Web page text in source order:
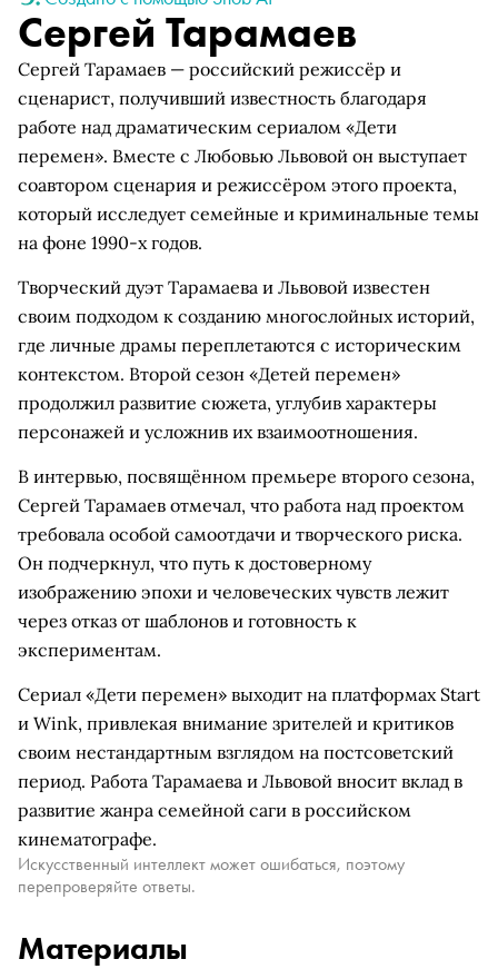
Сергей Тарамаев
Сергей Тарамаев — российский режиссёр и
сценарист, получивший известность благодаря
работе над драматическим сериалом «Дети
перемен». Вместе с Любовью Львовой он выступает
соавтором сценария и режиссёром этого проекта,
который исследует семейные и криминальные темы
на фоне 1990-х годов.
Творческий дуэт Тарамаева и Львовой известен
своим подходом к созданию многослойных историй,
где личные драмы переплетаются с историческим
контекстом. Второй сезон «Детей перемен»
продолжил развитие сюжета, углубив характеры
персонажей и усложнив их взаимоотношения.
В интервью, посвящённом премьере второго сезона,
Сергей Тарамаев отмечал, что работа над проектом
требовала особой самоотдачи и творческого риска.
Он подчеркнул, что путь к достоверному
изображению эпохи и человеческих чувств лежит
через отказ от шаблонов и готовность к
экспериментам.
Сериал «Дети перемен» выходит на платформах Start
и Wink, привлекая внимание зрителей и критиков
своим нестандартным взглядом на постсоветский
период. Работа Тарамаева и Львовой вносит вклад в
развитие жанра семейной саги в российском
кинематографе.
Искусственный интеллект может ошибаться, поэтому
перепроверяйте ответы.
Материалы